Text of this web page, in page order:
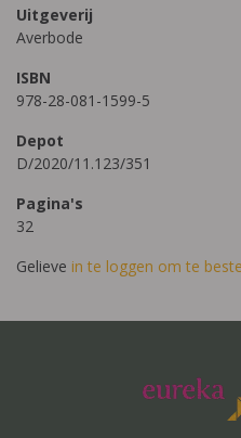
Uitgeverij
Averbode
ISBN
978-28-081-1599-5
Depot
D/2020/11.123/351
Pagina's
32
Gelieve in te loggen om te